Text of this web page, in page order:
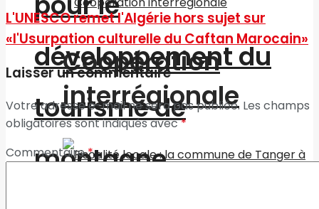
Coopération
interrégionale
développement du
tourisme de
montagne
L'UNESCO remet l'Algérie hors sujet sur
«l'Usurpation culturelle du Caftan Marocain»
Laisser un commentaire
Votre adresse e-mail ne sera pas publiée. Les champs
obligatoires sont indiqués avec*
Commentaire*